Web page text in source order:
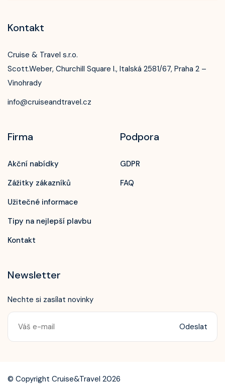
Zavolejte nám!
+420 603 172 604
Kontakt
Cruise & Travel s.r.o.
Scott.Weber, Churchill Square I., Italská 2581/67, Praha 2 –
Vinohrady
info@cruiseandtravel.cz
Firma
Akční nabídky
Zážitky zákazníků
Užitečné informace
Tipy na nejlepší plavbu
Kontakt
Podpora
GDPR
FAQ
Newsletter
Nechte si zasílat novinky
Odeslat
© Copyright Cruise&Travel 2026